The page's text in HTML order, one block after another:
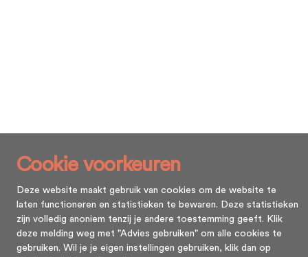
Cookie voorkeuren
Deze website maakt gebruik van cookies om de website te
laten functioneren en statistieken te bewaren. Deze statistieken
zijn volledig anoniem tenzij je andere toestemming geeft. Klik
deze melding weg met "Advies gebruiken" om alle cookies te
gebruiken. Wil je je eigen instellingen gebruiken, klik dan op